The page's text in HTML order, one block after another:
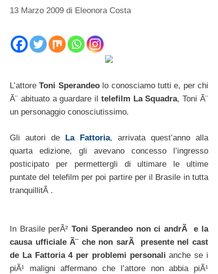
13 Marzo 2009 di Eleonora Costa
L’attoreToni Sperandeolo conosciamo tutti e, per chi
Ã¨ abituato a guardare il telefilm La Squadra, Toni Ã¨
un personaggio conosciutissimo.
Gli autori de La Fattoria, arrivata quest’anno alla
quarta edizione, gli avevano concesso l’ingresso
posticipato per permettergli di ultimare le ultime
puntate del telefilm per poi partire per il Brasile in tutta
tranquillitÃ .
In Brasile perÃ²Toni Sperandeo non ci andrÃ e la
causa ufficiale Ã¨ che non sarÃ presente nel cast
de La Fattoria 4 per problemi personali anche se i
piÃ¹ maligni affermano che l’attore non abbia piÃ¹